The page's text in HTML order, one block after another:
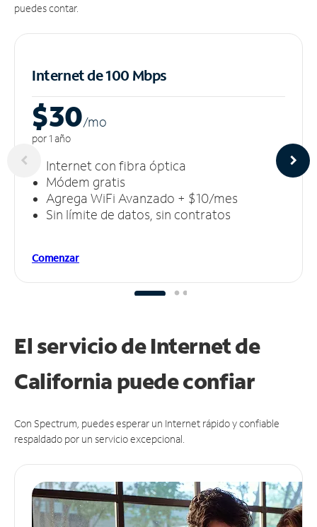
puedes contar.
Internet de 100 Mbps
$30/mo
por 1 año
Internet con fibra óptica
Módem gratis
Agrega WiFi Avanzado + $10/mes
Sin límite de datos, sin contratos
Comenzar
El servicio de Internet de
California puedeconfiar
Con Spectrum, puedes esperar un Internet rápido y confiable
respaldado por un servicio excepcional.